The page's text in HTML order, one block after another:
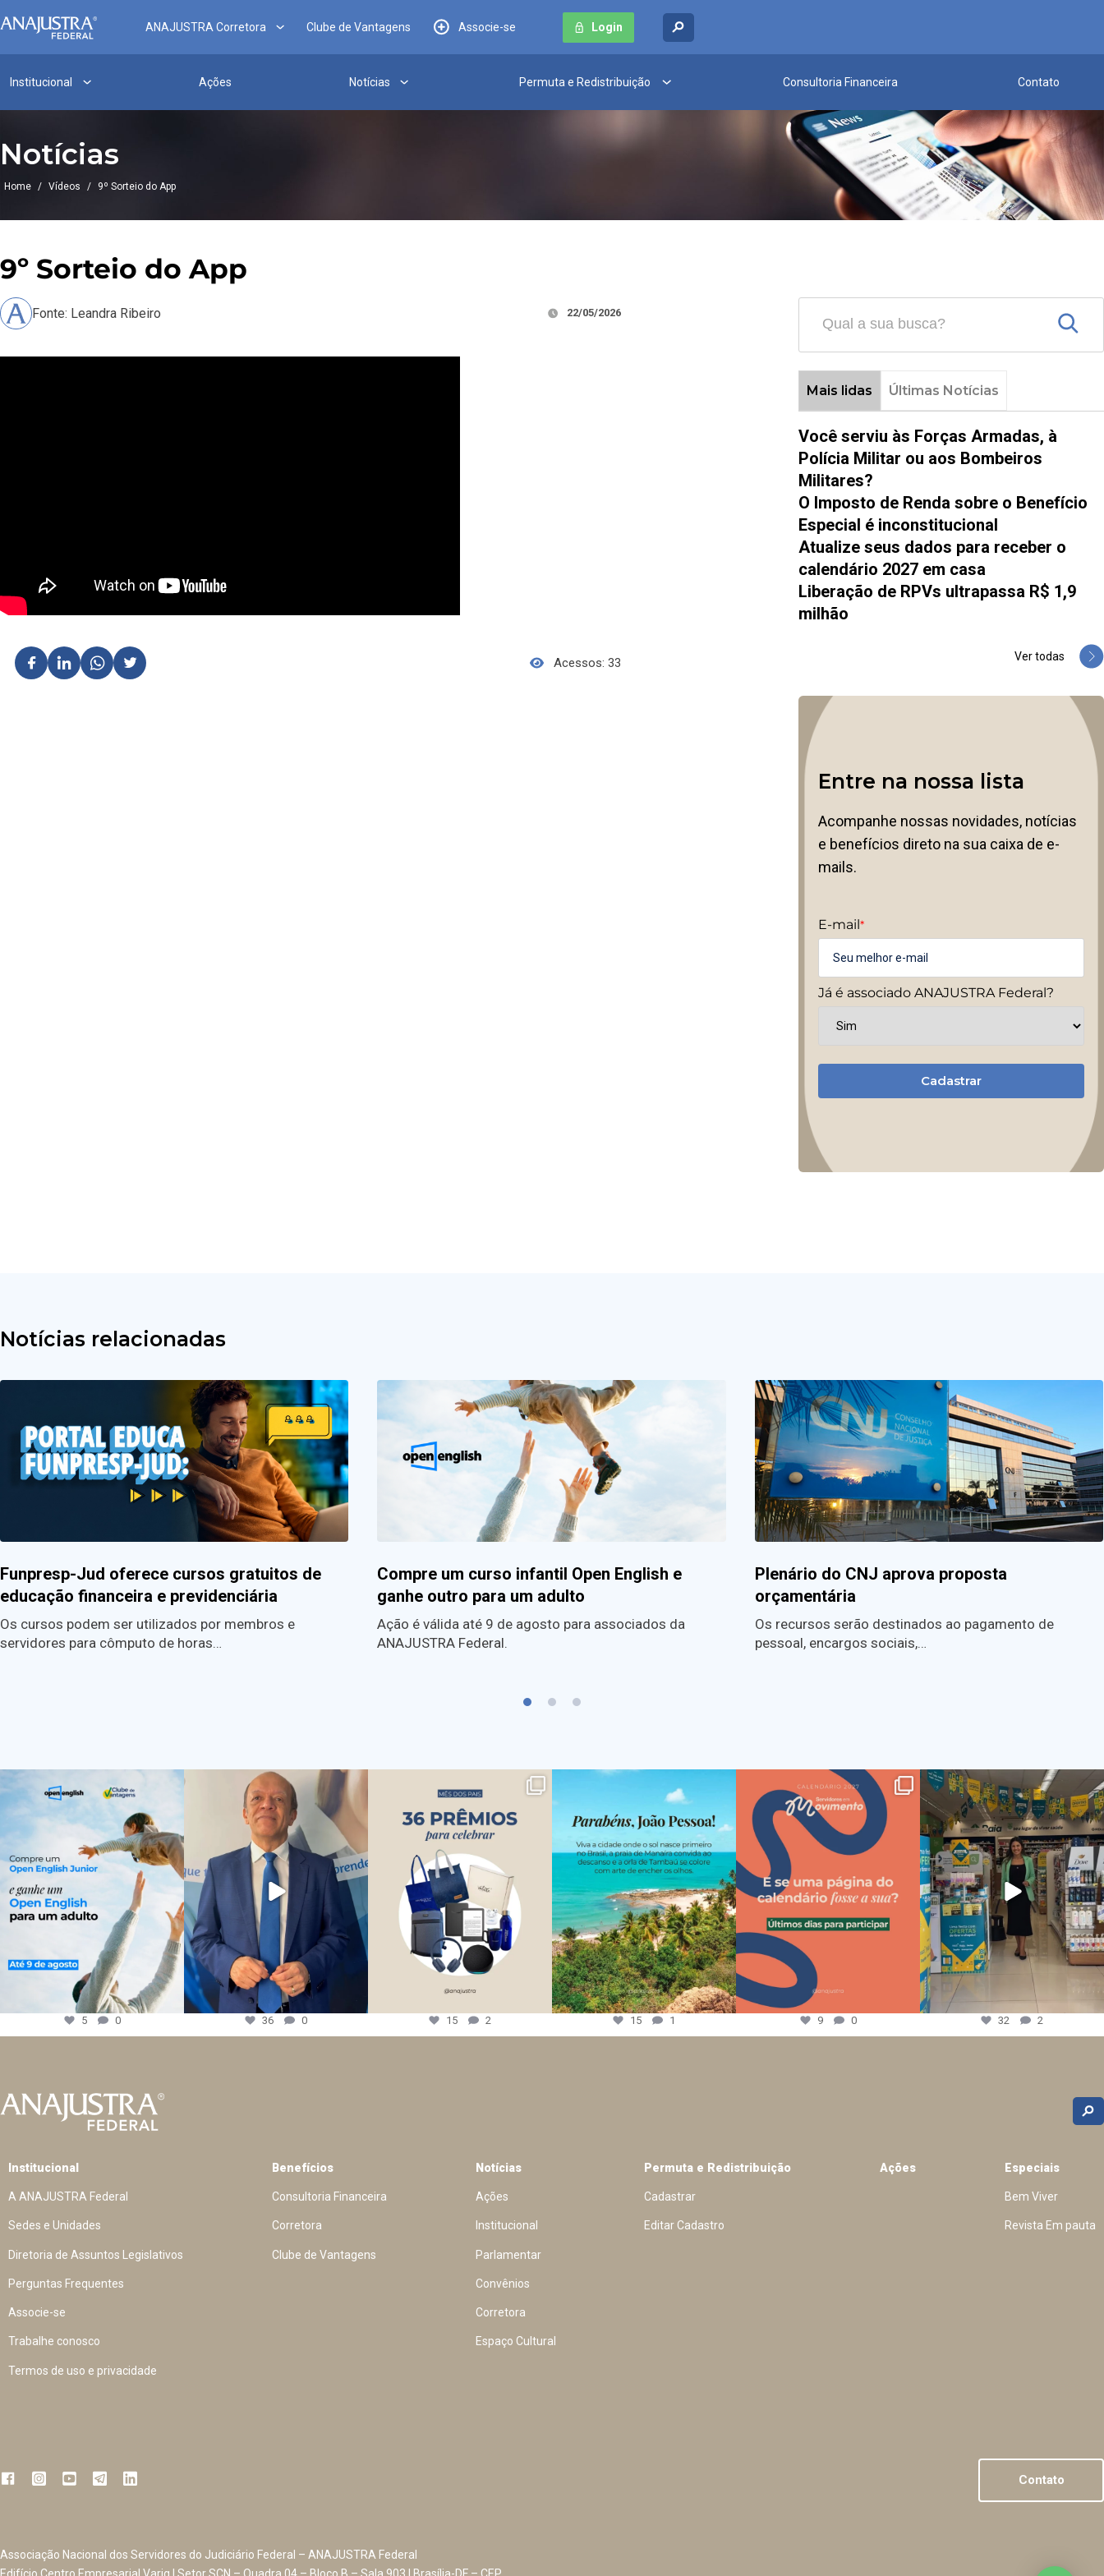
ANAJUSTRA Corretora Clube de Vantagens Associe-se Login
Institucional Ações Notícias Permuta e Redistribuição Consultoria Financeira Contato
Notícias
Home / Vídeos / 9º Sorteio do App
9º Sorteio do App
Fonte: Leandra Ribeiro 22/05/2026
Acessos: 33
Mais lidas Últimas Notícias
Você serviu às Forças Armadas, à
Polícia Militar ou aos Bombeiros
Militares?
O Imposto de Renda sobre o Benefício
Especial é inconstitucional
Atualize seus dados para receber o
calendário 2027 em casa
Liberação de RPVs ultrapassa R$ 1,9
milhão
Ver todas
Entre na nossa lista
Acompanhe nossas novidades, notícias
e benefícios direto na sua caixa de e-
mails.
E-mail *
Já é associado ANAJUSTRA Federal?
Cadastrar
Notícias relacionadas
Funpresp-Jud oferece cursos gratuitos de
educação financeira e previdenciária
Os cursos podem ser utilizados por membros e
servidores para cômputo de horas…
Compre um curso infantil Open English e
ganhe outro para um adulto
Ação é válida até 9 de agosto para associados da
ANAJUSTRA Federal.
Plenário do CNJ aprova proposta
orçamentária
Os recursos serão destinados ao pagamento de
pessoal, encargos sociais,…
5 0 36 0 15 2 15 1 9 0 32 2
Institucional
A ANAJUSTRA Federal
Sedes e Unidades
Diretoria de Assuntos Legislativos
Perguntas Frequentes
Associe-se
Trabalhe conosco
Termos de uso e privacidade
Benefícios
Consultoria Financeira
Corretora
Clube de Vantagens
Notícias
Ações
Institucional
Parlamentar
Convênios
Corretora
Espaço Cultural
Permuta e Redistribuição
Cadastrar
Editar Cadastro
Ações Especiais
Bem Viver
Revista Em pauta
Contato
Associação Nacional dos Servidores do Judiciário Federal – ANAJUSTRA Federal